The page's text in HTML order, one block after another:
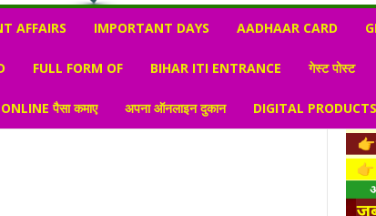
AFFAIRS IMPORTANT DAYS AADHAAR CARD
FULL FORM OF BIHAR ITI ENTRANCE गेस्ट पोस्ट
ONLINE पैसा कमाए अपना ऑनलाइन दुकान DIGITAL